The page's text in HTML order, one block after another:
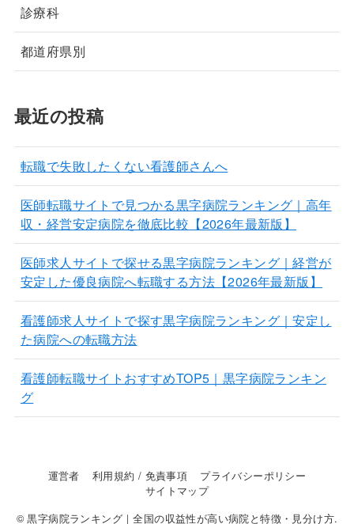
診療科
都道府県別
最近の投稿
転職で失敗したくない看護師さんへ
医師転職サイトで見つかる黒字病院ランキング｜高年
収・経営安定病院を徹底比較【2026年最新版】
医師求人サイトで探せる黒字病院ランキング｜経営が
安定した優良病院へ転職する方法【2026年最新版】
看護師求人サイトで探す黒字病院ランキング｜安定し
た病院への転職方法
看護師転職サイトおすすめTOP5｜黒字病院ランキン
グ
運営者 利用規約 / 免責事項
プライバシーポリシー
サイトマップ
© 黒字病院ランキング｜全国の収益性が高い病院と特徴・見分け方.